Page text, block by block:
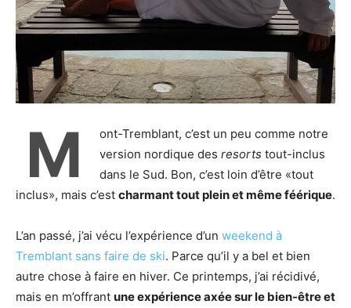
M
ont-Tremblant, c’est un peu comme notre
version nordique des resorts tout-inclus
dans le Sud. Bon, c’est loin d’être «tout
inclus», mais c’est charmant tout plein et même féérique.
L’an passé, j’ai vécu l’expérience d’un weekend à
Tremblant sans faire de ski. Parce qu’il y a bel et bien
autre chose à faire en hiver. Ce printemps, j’ai récidivé,
mais en m’offrant une expérience axée sur le bien-être et